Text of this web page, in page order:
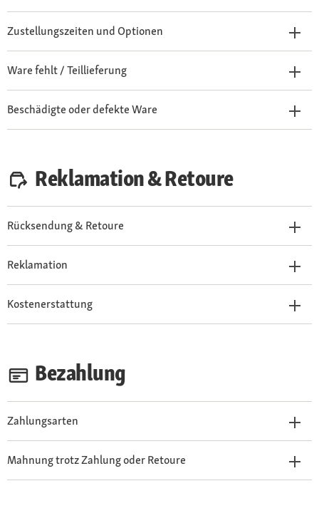
Zustellungszeiten und Optionen
Ware fehlt / Teillieferung
Beschädigte oder defekte Ware
Reklamation & Retoure
Rücksendung & Retoure
Reklamation
Kostenerstattung
Bezahlung
Zahlungsarten
Mahnung trotz Zahlung oder Retoure